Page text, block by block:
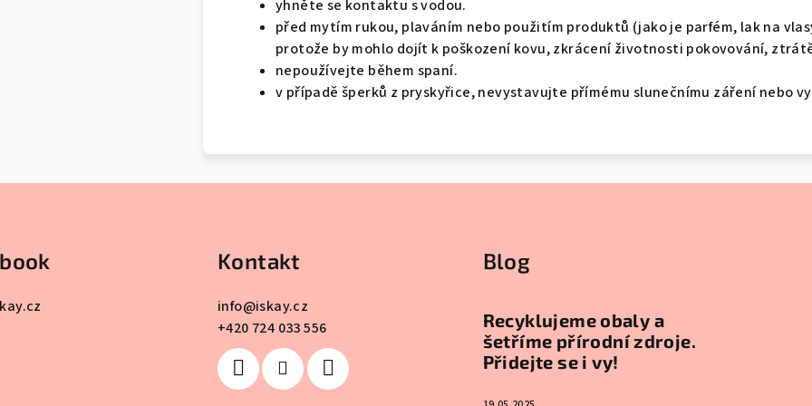
yhněte se kontaktu s vodou.
před mytím rukou, plaváním nebo použitím produktů (jako je parfém, lak na
protože by mohlo dojít k poškození kovu, zkrácení životnosti pokovování,
nepoužívejte během spaní.
v případě šperků z pryskyřice, nevystavujte přímému slunečnímu záření nebo
Kontakt
info@iskay.cz
+420 724 033 556
Blog
Recyklujeme obaly a
šetříme přírodní zdroje.
Přidejte se i vy!